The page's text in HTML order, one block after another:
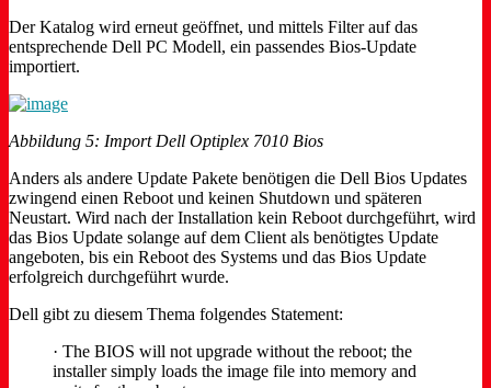
Der Katalog wird erneut geöffnet, und mittels Filter auf das
entsprechende Dell PC Modell, ein passendes Bios-Update
importiert.
Abbildung 5: Import Dell Optiplex 7010 Bios
Anders als andere Update Pakete benötigen die Dell Bios Updates
zwingend einen Reboot und keinen Shutdown und späteren
Neustart. Wird nach der Installation kein Reboot durchgeführt, wird
das Bios Update solange auf dem Client als benötigtes Update
angeboten, bis ein Reboot des Systems und das Bios Update
erfolgreich durchgeführt wurde.
Dell gibt zu diesem Thema folgendes Statement:
· The BIOS will not upgrade without the reboot; the
installer simply loads the image file into memory and